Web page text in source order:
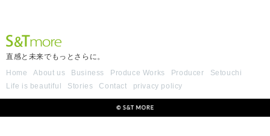
直感と未来でもっとさらに。
Home
About us Business Produce Works Producer
Setouchi
Life is beautiful
Stories Contact privacy policy